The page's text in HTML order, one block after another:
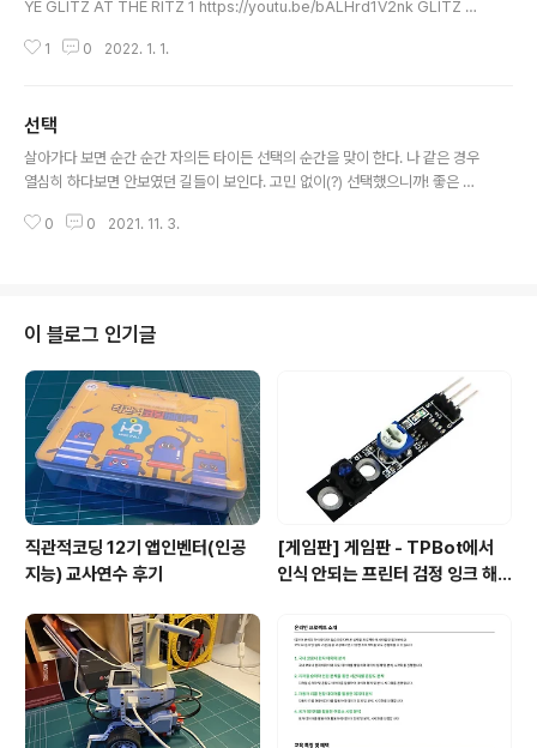
YE GLITZ AT THE RITZ 1 https://youtu.be/bALHrd1V2nk GLITZ A
3 올해는 신나게 가보자~
1 0 2022. 1. 1.
선택
살아가다 보면 순간 순간 자의든 타이든 선택의 순간을 맞이 한다. 나 같은 경우
열심히 하다보면 안보였던 길들이 보인다. 고민 없이(?) 선택했으니까! 좋은 쪽
자! 0 0 2021. 11. 3.
이 블로그 인기글
직관적코딩 12기 앱인벤터(인공
지능) 교사연수 후기
[게임판] 게임판 - TPBot에서
인식 안되는 프린터 검정 잉크 해